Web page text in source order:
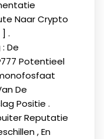
Naar Crypto
.
De
Potentieel
De
Positie .
Reputatie
, En